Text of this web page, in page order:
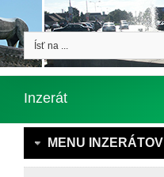
Ísť na ...
Inzerát
MENU INZERÁTOV